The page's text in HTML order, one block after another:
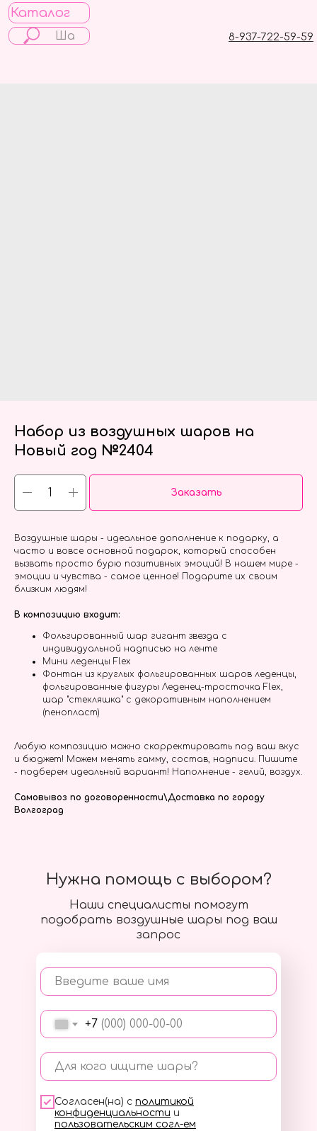
Каталог
8-937-722-59-59
Набор из воздушных шаров на
Новый год №2404
Заказать
Воздушные шары - идеальное дополнение к подарку, а
часто и вовсе основной подарок, который способен
вызвать просто бурю позитивных эмоций! В нашем мире -
эмоции и чувства - самое ценное! Подарите их своим
близким людям!
В композицию входит:
Фольгированный шар гигант звезда с
индивидуальной надписью на ленте
Мини леденцы Flex
Фонтан из круглых фольгированных шаров леденцы,
фольгированные фигуры Леденец-тросточка Flex,
шар "стекляшка" с декоративным наполнением
(пенопласт)
Любую композицию можно скорректировать под ваш вкус
и бюджет! Можем менять гамму, состав, надписи. Пишите
- подберем идеальный вариант! Наполнение - гелий, воздух.
Самовывоз по договоренности\Доставка по городу
Волгоград
Наши специалисты помогут
подобрать воздушные шары под ваш
запрос
Введите ваше имя
+7
Для кого ищите шары?
Согласен(на) с политикой
конфиденциальности и
пользовательским согл-ем
Нужна помощь с выбором?